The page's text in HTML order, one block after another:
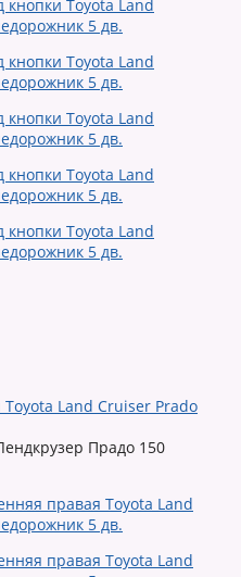
Land Cruiser Prado
Прадо 150